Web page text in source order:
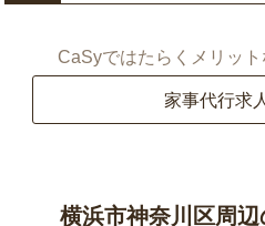
CaSyではたらくメリッ
家事代行求
横浜市神奈川区周